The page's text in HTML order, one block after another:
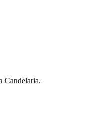
Candelaria.